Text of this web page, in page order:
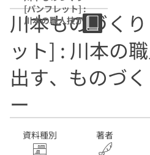
[パンフレット] :
川本の職人技が紡
ぎ出す、ものづく
りのストーリー
川本ものづく
ット] : 川本の
出す、ものづ
ー
資料種別 著者